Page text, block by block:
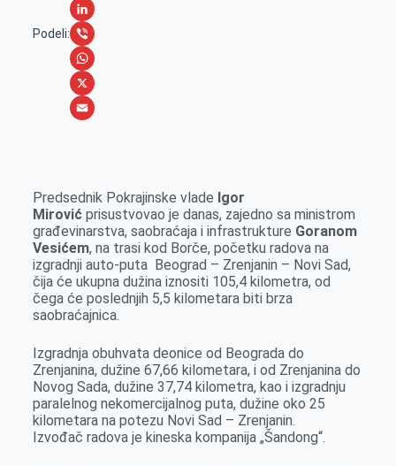
Podeli:
a
c
e
b
o
M
e
s
s
e
r
L
i
n
k
n
V
i
b
W
h
A
p
p
X
i
l
Predsednik Pokrajinske vlade Igor
Mirović prisustvovao je danas, zajedno sa ministrom
građevinarstva, saobraćaja i infrastrukture Goranom
Vesićem, na trasi kod Borče, početku radova na
izgradnji auto-puta Beograd – Zrenjanin – Novi Sad,
čija će ukupna dužina iznositi 105,4 kilometra, od
čega će poslednjih 5,5 kilometara biti brza
saobraćajnica.
Izgradnja obuhvata deonice od Beograda do
Zrenjanina, dužine 67,66 kilometara, i od Zrenjanina do
Novog Sada, dužine 37,74 kilometra, kao i izgradnju
paralelnog nekomercijalnog puta, dužine oko 25
kilometara na potezu Novi Sad – Zrenjanin.
Izvođač radova je kineska kompanija „Šandong“.